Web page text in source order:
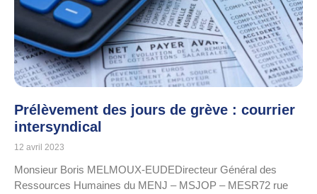
Prélèvement des jours de grève : courrier
intersyndical
12 avril 2023
Monsieur Boris MELMOUX-EUDEDirecteur Général des
Ressources Humaines du MENJ – MSJOP – MESR72 rue